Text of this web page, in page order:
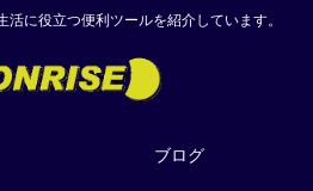
に役立つ便利ツールを紹介しています。
ブログ